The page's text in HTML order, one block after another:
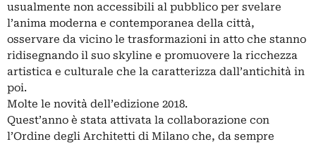
usualmente non accessibili al pubblico per svelare
l’anima moderna e contemporanea della città,
osservare da vicino le trasformazioni in atto che stanno
ridisegnando il suo skyline e promuovere la ricchezza
artistica e culturale che la caratterizza dall’antichità in
poi.
Molte le novità dell’edizione 2018.
Quest’anno è stata attivata la collaborazione con
l’Ordine degli Architetti di Milano che, da sempre